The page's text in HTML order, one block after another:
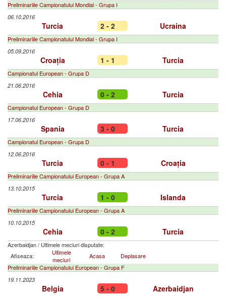
Preliminariile Campionatului Mondial - Grupa I
06.10.2016
Turcia 2 - 2 Ucraina
Preliminariile Campionatului Mondial - Grupa I
05.09.2016
Croația 1 - 1 Turcia
Campionatul European - Grupa D
21.06.2016
Cehia 0 - 2 Turcia
Campionatul European - Grupa D
17.06.2016
Spania 3 - 0 Turcia
Campionatul European - Grupa D
12.06.2016
Turcia 0 - 1 Croația
Preliminariile Campionatului European - Grupa A
13.10.2015
Turcia 1 - 0 Islanda
Preliminariile Campionatului European - Grupa A
10.10.2015
Cehia 0 - 2 Turcia
Azerbaidjan/ Ultimele meciuri disputate:
Afiseaza:
Ultimele
meciuri
Acasa
Deplasare
Preliminariile Campionatului European - Grupa F
19.11.2023
Belgia 5 - 0 Azerbaidjan